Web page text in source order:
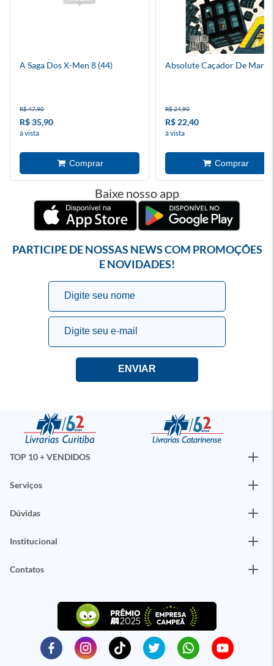
A Saga Dos X-Men 8 (44)
R$ 47,90
R$ 35,90
à vista
Absolute Caçador De Marte
R$ 24,90
R$ 22,40
à vista
Baixe nosso app
PARTICIPE DE NOSSAS NEWS COM PROMOÇÕES
E NOVIDADES!
TOP 10 + VENDIDOS
Serviços
Dúvidas
Institucional
Contatos